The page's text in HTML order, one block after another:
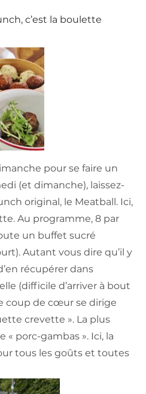
c’est la boulette
pour se faire un
(et dimanche), laissez-
original, le Meatball. Ici,
Au programme, 8 par
un buffet sucré
Autant vous dire qu’il y
récupérer dans
(difficile d’arriver à bout
coup de cœur se dirige
crevette ». La plus
porc-gambas ». Ici, la
tous les goûts et toutes